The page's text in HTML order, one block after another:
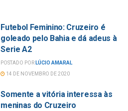
Futebol Feminino: Cruzeiro é
goleado pelo Bahia e dá adeus à
Serie A2
POSTADO POR LÚCIO AMARAL
14 DE NOVEMBRO DE 2020
Somente a vitória interessa às
meninas do Cruzeiro